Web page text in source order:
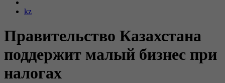
kz
Правительство Казахстана
поддержит малый бизнес при
налогах